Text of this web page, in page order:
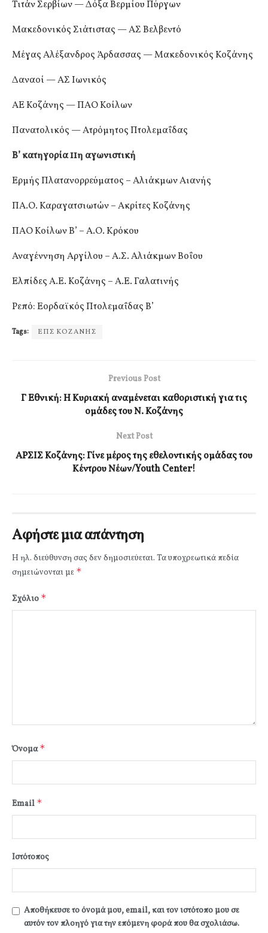
Τιτάν Σερβίων — Δόξα Βερμίου Πύργων
Μακεδονικός Σιάτιστας — ΑΣ Βελβεντό
Μέγας Αλέξανδρος Άρδασσας — Μακεδονικός Κοζάνης
Δαναοί — ΑΣ Ιωνικός
ΑΕ Κοζάνης — ΠΑΟ Κοίλων
Πανατολικός — Ατρόμητος Πτολεμαΐδας
Β’ κατηγορία 11η αγωνιστική
Ερμής Πλατανορρεύματος – Αλιάκμων Αιανής
ΠΑ.Ο. Καραγατσιωτών – Ακρίτες Κοζάνης
ΠΑΟ Κοίλων Β’ – Α.Ο. Κρόκου
Αναγέννηση Αργίλου – Α.Σ. Αλιάκμων Βοΐου
Ελπίδες Α.Ε. Κοζάνης – Α.Ε. Γαλατινής
Ρεπό: Εορδαϊκός Πτολεμαΐδας Β’
Tags: ΕΠΣ ΚΟΖΑΝΗΣ
Previous Post
Γ Εθνική: Η Κυριακή αναμένεται καθοριστική για τις
ομάδες του Ν. Κοζάνης
Next Post
ΑΡΣΙΣ Κοζάνης: Γίνε μέρος της εθελοντικής ομάδας του
Κέντρου Νέων/Youth Center!
Αφήστε μια απάντηση
Η ηλ. διεύθυνση σας δεν δημοσιεύεται. Τα υποχρεωτικά πεδία
σημειώνονται με *
Σχόλιο *
Όνομα*
Email *
Ιστότοπος
Αποθήκευσε το όνομά μου, email, και τον ιστότοπο μου σε
αυτόν τον πλοηγό για την επόμενη φορά που θα σχολιάσω.